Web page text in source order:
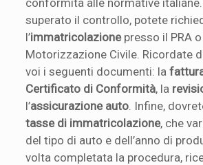
superato il controllo, potete
l’immatricolazionepresso il PRA o
Motorizzazione Civile. Ricordate
voi i seguenti documenti: la
Certificato di Conformità, la
l’assicurazione auto . Infine,
tasse di immatricolazione, che
del tipo di auto e dell’anno di
volta completata la procedura,